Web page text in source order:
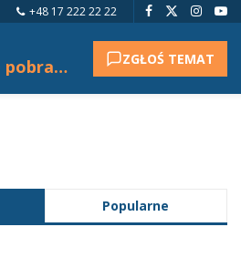
+48 17 222 22 22
Nie udało się pobrać tytułu. ZGŁOŚ TEMAT
Popularne